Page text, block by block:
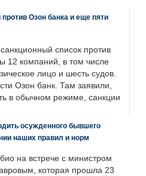
Озон банка и еще пяти
список против
12 компаний, в том числе
лицо и шесть судов.
Озон банк. Там заявили,
в обычном режиме, санкции
осужденного бывшего
наших правил и норм
на встрече с министром
которая прошла 23